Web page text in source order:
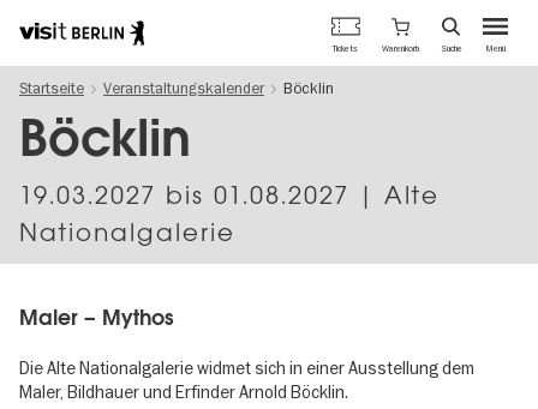
zum
Inhalt
Berlins
offizielles
Tourismusportal
Menü
Tickets Warenkorb Suche
Startseite Veranstaltungskalender Böcklin
Böcklin
19.03.2027 bis 01.08.2027 | Alte
Nationalgalerie
Maler – Mythos
Die Alte Nationalgalerie widmet sich in einer Ausstellung dem
Maler, Bildhauer und Erfinder Arnold Böcklin.